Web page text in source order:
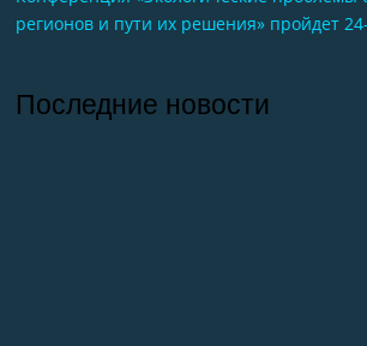
регионов и пути их решения» пройдет
Последние новости